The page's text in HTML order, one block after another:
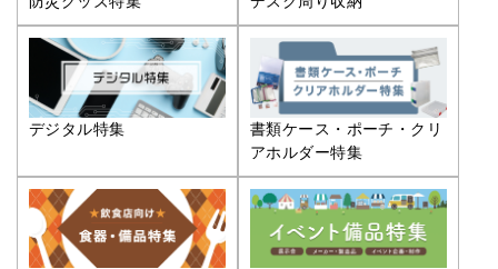
デジタル特集
書類ケース・ポーチ・クリ
アホルダー特集